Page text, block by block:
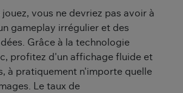
jouez, vous ne devriez pas avoir à
gameplay irrégulier et des
Grâce à la technologie
profitez d'un affichage fluide et
à pratiquement n'importe quelle
Le taux de